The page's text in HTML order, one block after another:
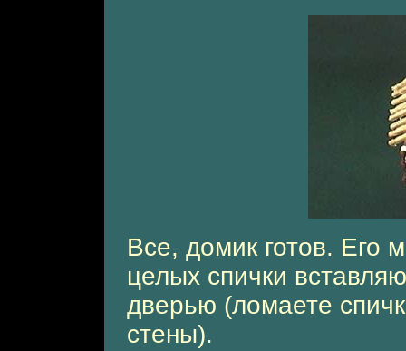
Все, домик готов. Его
целых спички
дверью (ломаете
стены).